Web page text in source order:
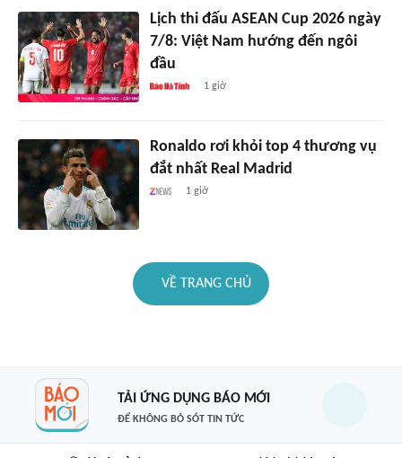
Lịch thi đấu ASEAN Cup 2026 ngày
7/8: Việt Nam hướng đến ngôi
đầu
1 giờ
Ronaldo rơi khỏi top 4 thương vụ
đắt nhất Real Madrid
1 giờ
VỀ TRANG CHỦ
TẢI ỨNG DỤNG BÁO MỚI
ĐỂ KHÔNG BỎ SÓT TIN TỨC